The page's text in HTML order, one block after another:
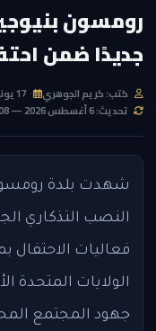
رومسون
جديدًا ضمن
كتب: كريم الجوهري
تحديث: 6 أغسطس 2026 — 10:08 PM
شهدت بلدة
النصب التذكاري
الولايات المتحدة
جهود المجتمع